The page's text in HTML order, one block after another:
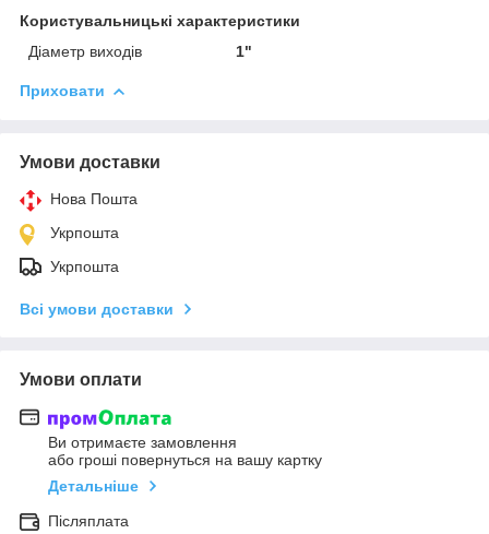
Користувальницькі характеристики
Діаметр виходів
1"
Приховати
Умови доставки
Нова Пошта
Укрпошта
Укрпошта
Всі умови доставки
Умови оплати
Ви отримаєте замовлення
або гроші повернуться на вашу картку
Детальніше
Післяплата